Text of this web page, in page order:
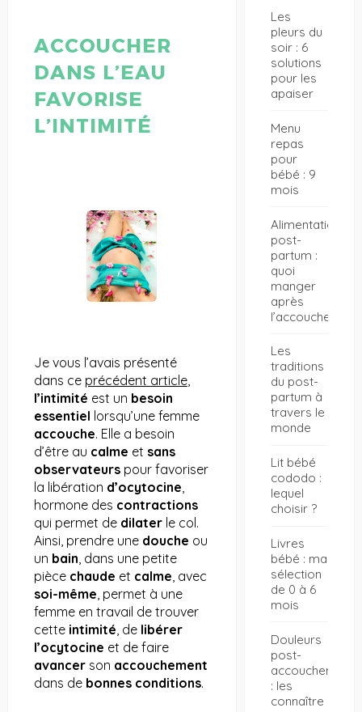
ACCOUCHER
DANS L’EAU
FAVORISE
L’INTIMITÉ
Je vous l’avais présenté
dans ce précédent article,
l’intimité est un besoin
essentiel lorsqu’une femme
accouche. Elle a besoin
d’être au calme et sans
observateurspour favoriser
la libération d’ocytocine
hormone des contractions
qui permet de dilaterle col.
Ainsi, prendre une douche ou
un bain , dans une petite
pièce chaude et calme , avec
soi-même , permet à une
femme en travail de trouver
cette intimité , de libérer
l’ocytocine et de faire
avancerson accouchement
dans de bonnes conditions.
Les
pleurs du
soir : 6
solutions
pour les
apaiser
Menu
repas
pour
bébé : 9
mois
Alimentation
post-
partum :
quoi
manger
après
Les
traditions
du post-
partum à
travers le
monde
Lit bébé
cododo :
lequel
choisir ?
Livres
bébé : ma
sélection
de 0 à 6
mois
Douleurs
post-
accouchement
: les
connaître